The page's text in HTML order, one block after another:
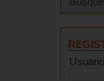
Usuario